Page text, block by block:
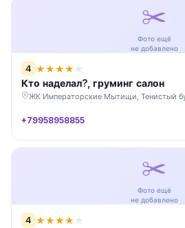
✂️
Фото ещё
не добавлено
4 ★★★★ ★
Кто наделал?, груминг салон
ЖК Императорские Мытищи, Тенистый
+79958958855
✂️
Фото ещё
не добавлено
4 ★★★★ ★